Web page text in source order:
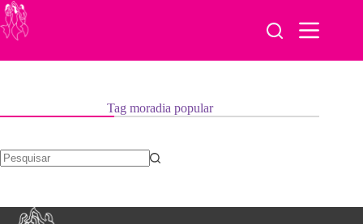
Pular
para
o
Tagmoradia popular